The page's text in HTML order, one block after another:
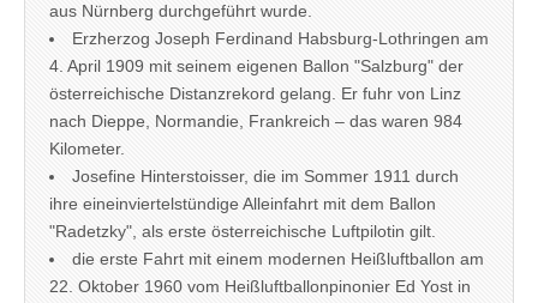
aus Nürnberg durchgeführt wurde.
Erzherzog Joseph Ferdinand Habsburg-Lothringen am
4. April 1909 mit seinem eigenen Ballon "Salzburg" der
österreichische Distanzrekord gelang. Er fuhr von Linz
nach Dieppe, Normandie, Frankreich – das waren 984
Kilometer.
Josefine Hinterstoisser, die im Sommer 1911 durch
ihre eineinviertelstündige Alleinfahrt mit dem Ballon
"Radetzky", als erste österreichische Luftpilotin gilt.
die erste Fahrt mit einem modernen Heißluftballon am
22. Oktober 1960 vom Heißluftballonpinonier Ed Yost in